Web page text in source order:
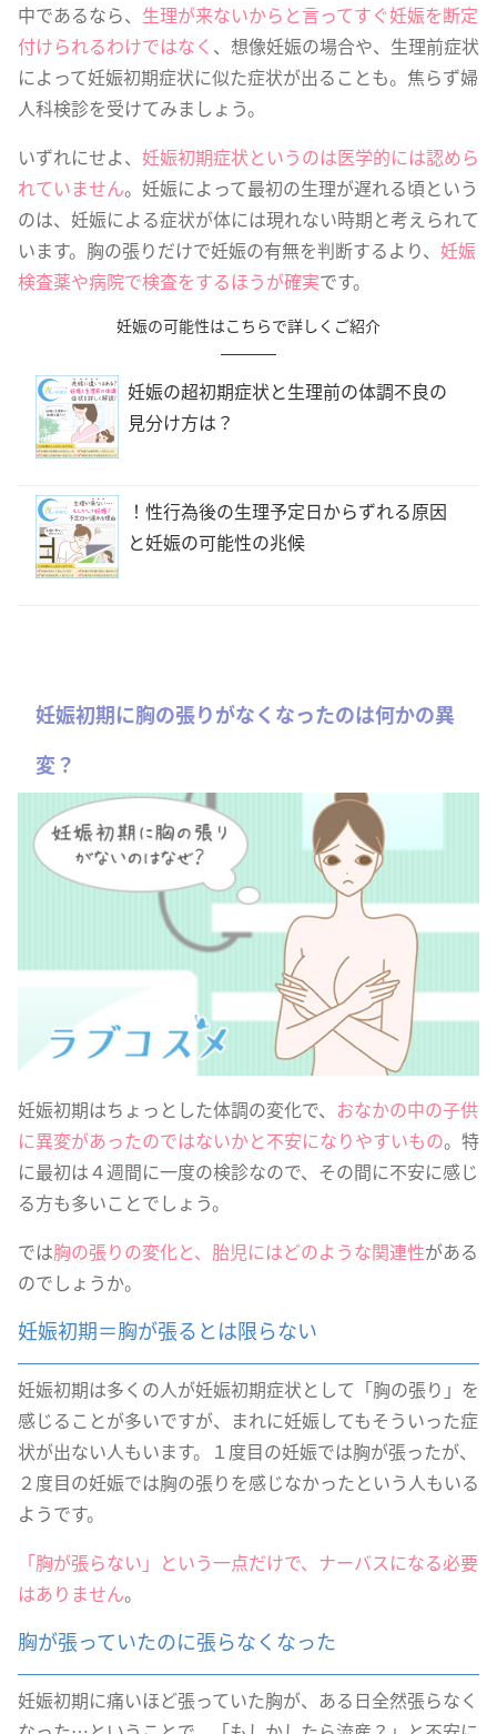
中であるなら、 生理が来ないからと言ってすぐ妊娠を断定
付けられるわけではなく 、想像妊娠の場合や、生理前症状
によって妊娠初期症状に似た症状が出ることも。焦らず婦
人科検診を受けてみましょう。
いずれにせよ、 妊娠初期症状というのは医学的には認めら
れていません。妊娠によって最初の生理が遅れる頃という
のは、妊娠による症状が体には現れない時期と考えられて
います。胸の張りだけで妊娠の有無を判断するより、 妊娠
検査薬や病院で検査をするほうが確実です。
妊娠の可能性はこちらで詳しくご紹介
妊娠の超初期症状と生理前の体調不良の
見分け方は？
！性行為後の生理予定日からずれる原因
と妊娠の可能性の兆候
妊娠初期に胸の張りがなくなったのは何かの異
変？
妊娠初期はちょっとした体調の変化で、 おなかの中の子供
に異変があったのではないかと不安になりやすいもの。特
に最初は４週間に一度の検診なので、その間に不安に感じ
る方も多いことでしょう。
では胸の張りの変化と、胎児にはどのような関連性がある
のでしょうか。
妊娠初期＝胸が張るとは限らない
妊娠初期は多くの人が妊娠初期症状として「胸の張り」を
感じることが多いですが、まれに妊娠してもそういった症
状が出ない人もいます。１度目の妊娠では胸が張ったが、
２度目の妊娠では胸の張りを感じなかったという人もいる
ようです。
「胸が張らない」という一点だけで、ナーバスになる必要
はありません。
胸が張っていたのに張らなくなった
妊娠初期に痛いほど張っていた胸が、ある日全然張らなく